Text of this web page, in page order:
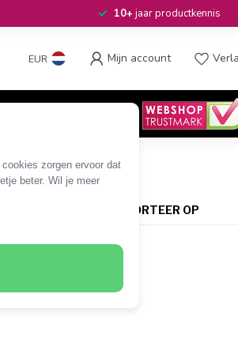
zorgen ervoor dat
beter. Wil je meer
10+jaar productkennis
EUR Mijn account
SORTEER OP